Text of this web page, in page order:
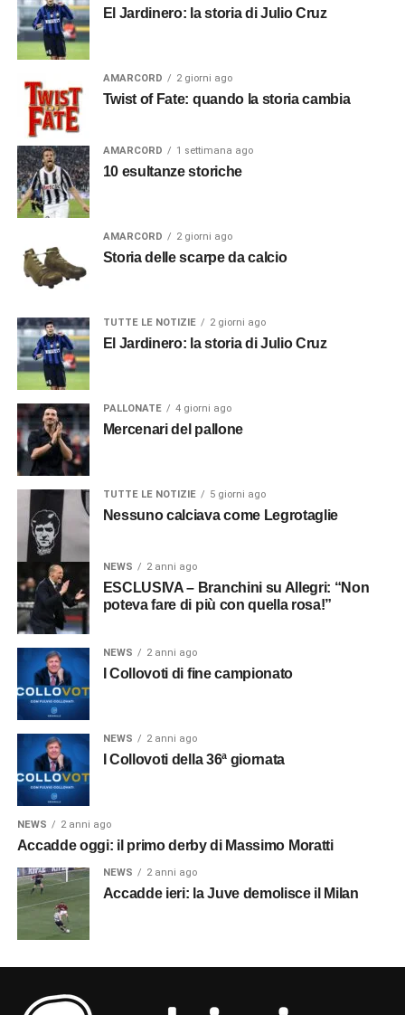
El Jardinero: la storia di Julio Cruz
AMARCORD 2 giorni ago
Twist of Fate: quando la storia cambia
AMARCORD 1 settimana ago
10 esultanze storiche
AMARCORD 2 giorni ago
Storia delle scarpe da calcio
TUTTE LE NOTIZIE 2 giorni ago
El Jardinero: la storia di Julio Cruz
PALLONATE 4 giorni ago
Mercenari del pallone
TUTTE LE NOTIZIE 5 giorni ago
Nessuno calciava come Legrotaglie
NEWS 2 anni ago
ESCLUSIVA – Branchini su Allegri: “Non
poteva fare di più con quella rosa!”
NEWS 2 anni ago
I Collovoti di fine campionato
NEWS 2 anni ago
I Collovoti della 36ª giornata
NEWS 2 anni ago
Accadde oggi: il primo derby di Massimo Moratti
NEWS 2 anni ago
Accadde ieri: la Juve demolisce il Milan